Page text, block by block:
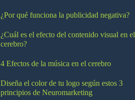
¿Por qué funciona la publicidad negativa?
¿Cuál es el efecto del contenido visual en el
cerebro?
4 Efectos de la música en el cerebro
Diseña el color de tu logo según estos 3
principios de Neuromarketing